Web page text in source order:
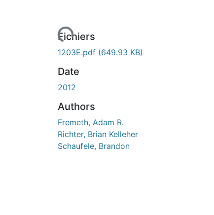
Fichiers
1203E.pdf (649.93 KB)
Date
2012
Authors
Fremeth, Adam R.
Richter, Brian Kelleher
Schaufele, Brandon